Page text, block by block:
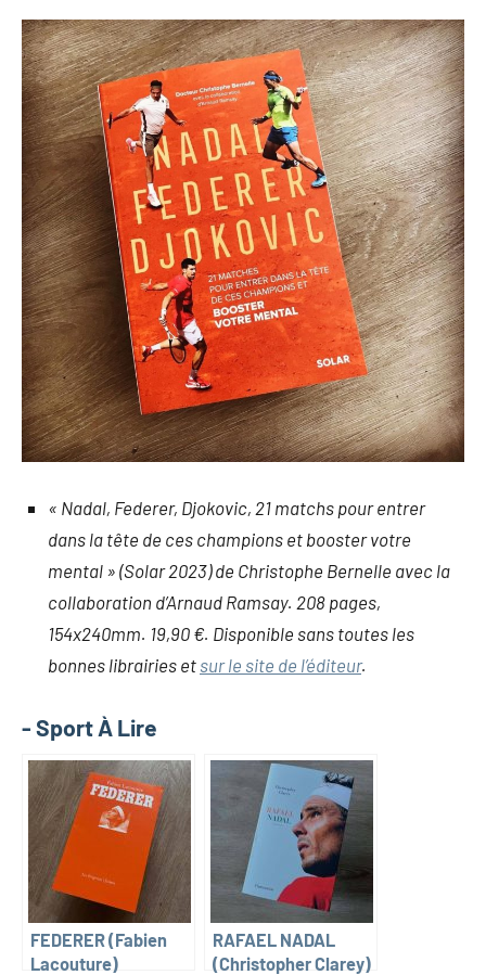
« Nadal, Federer, Djokovic, 21 matchs pour entrer
dans la tête de ces champions et booster votre
mental » (Solar 2023) de Christophe Bernelle avec la
collaboration d’Arnaud Ramsay. 208 pages,
154x240mm. 19,90 €. Disponible sans toutes les
bonnes librairies et sur le site de l’éditeur.
- Sport À Lire
FEDERER (Fabien
Lacouture)
RAFAEL NADAL
(Christopher Clarey)